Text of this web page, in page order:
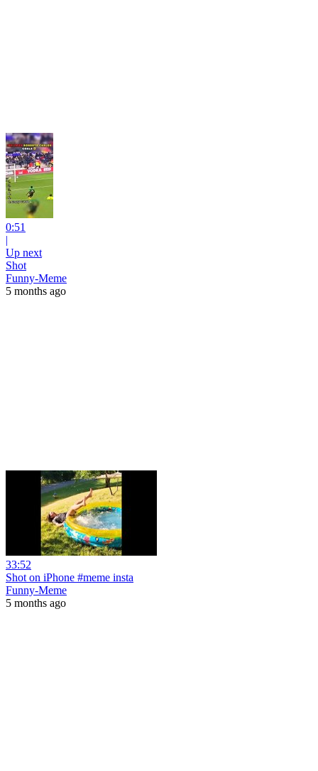
0:51
|
Up next
Shot
Funny-Meme
5 months ago
33:52
Shot on iPhone #meme insta
Funny-Meme
5 months ago